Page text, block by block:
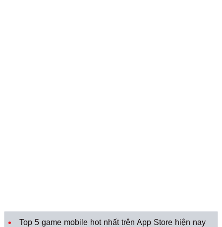
Top 5 game mobile hot nhất trên App Store hiện nay